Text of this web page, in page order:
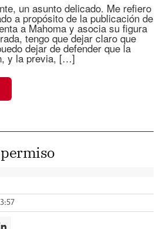
un asunto delicado. Me refiero
a propósito de la publicación de
a Mahoma y asocia su figura
tengo que dejar claro que
dejar de defender que la
y la previa, […]
permiso